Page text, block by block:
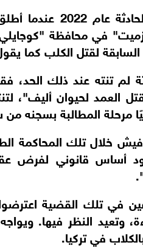
ووقعت
في محافظة
السابقة لقتل الكلب كما
لم تنته عند ذلك
العمد لحيوان أليف"،
مرحلة المطالبة بسجنه
أساس قانوني لفرض
في تلك القضية
وتعيد النظر فيها.
في تركيا.